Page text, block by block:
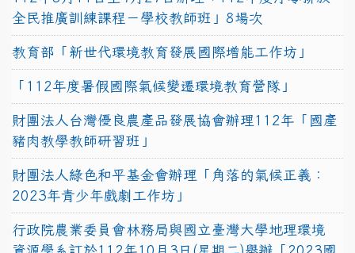
全民推廣訓練課程－學校教師班」8場次
教育部「新世代環境教育發展國際增能工作坊」
「112年度暑假國際氣候變遷環境教育營隊」
財團法人台灣優良農產品發展協會辦理112年「國產
豬肉教學教師研習班」
財團法人綠色和平基金會辦理「角落的氣候正義：
2023年青少年戲劇工作坊」
行政院農業委員會林務局與國立臺灣大學地理環境
資源學系訂於112年10月3日(星期二)舉辦「2023國